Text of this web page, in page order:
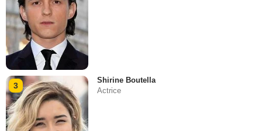
3
Shirine Boutella
Actrice